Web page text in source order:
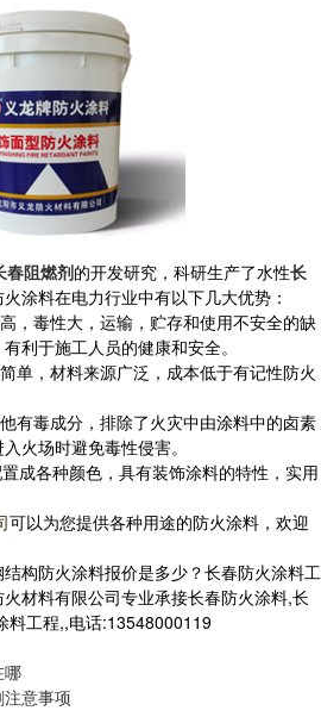
春阻燃剂的开发研究，科研生产了水性长
涂料在电力行业中有以下几大优势：
，毒性大，运输，贮存和使用不安全的缺
利于施工人员的健康和安全。
单，材料来源广泛，成本低于有记性防火
有毒成分，排除了火灾中由涂料中的卤素
火场时避免毒性侵害。
成各种颜色，具有装饰涂料的特性，实用
可以为您提供各种用途的防火涂料，欢迎
构防火涂料报价是多少？长春防火涂料工
材料有限公司专业承接长春防火涂料,长
料工程,,电话:13548000119
哪
意事项